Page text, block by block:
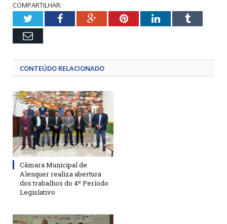
COMPARTILHAR:
TwitterFacebookGoogle+PinterestLinkedInTumblr
Email
CONTEÚDO RELACIONADO
Câmara Municipal de
Alenquer realiza abertura
dos trabalhos do 4º Período
Legislativo